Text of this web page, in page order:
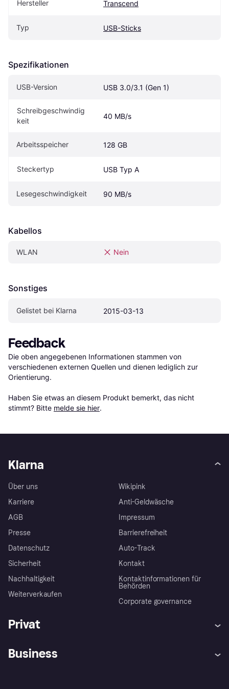
Hersteller Transcend
Typ USB-Sticks
Spezifikationen
USB-Version USB 3.0/3.1 (Gen 1)
Schreibgeschwindig
keit
40 MB/s
Arbeitsspeicher 128 GB
Steckertyp USB Typ A
Lesegeschwindigkeit 90 MB/s
Kabellos
WLAN Nein
Sonstiges
Gelistet bei Klarna 2015-03-13
Feedback
Die oben angegebenen Informationen stammen von
verschiedenen externen Quellen und dienen lediglich zur
Orientierung.
Haben Sie etwas an diesem Produkt bemerkt, das nicht
stimmt? Bitte melde sie hier.
Klarna
Über uns
Karriere
AGB
Presse
Datenschutz
Sicherheit
Nachhaltigkeit
Weiterverkaufen
Wikipink
Anti-Geldwäsche
Impressum
Barrierefreiheit
Auto-Track
Kontakt
Kontaktinformationen für
Behörden
Corporate governance
Privat
Business